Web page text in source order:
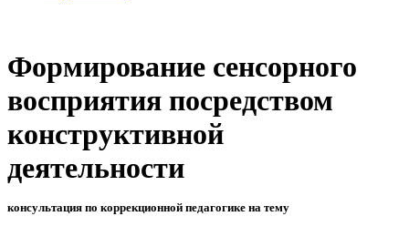
Формирование сенсорного
восприятия посредством
конструктивной
деятельности
консультация по коррекционной педагогике на тему